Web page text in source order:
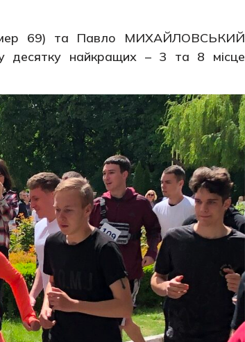
69) та Павло МИХАЙЛОВСЬКИЙ
десятку найкращих – 3 та 8 місце